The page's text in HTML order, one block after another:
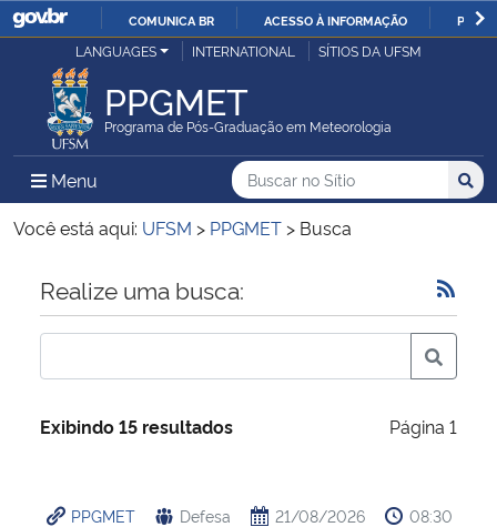
IR
COMUNICA BR ACESSO À INFORMAÇÃO
Ministério da Justiça e Segurança Pública
Ministério da Defesa
Ministério das Relações Exteriores
Ministério da Economia
Ministério da Infraestrutura
Ministério da Cidadania
LANGUAGES INTERNATIONAL SÍTIOS DA UFSM
PPGMET
Programa de Pós-Graduação em Meteorologia
Menu Menu Principal do Sítio
Busca
Buscar no no Sítio
Busca:
Você está aqui: UFSM > PPGMET > Busca
Início do conteúdo
Realize uma busca:
Exibindo 15 resultados Página 1
PPGMET Defesa 21/08/2026 08:30